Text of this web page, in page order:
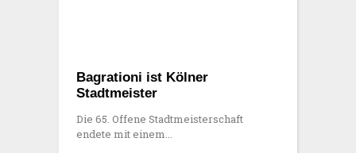
Bagrationi ist Kölner
Stadtmeister
Die 65. Offene Stadtmeisterschaft
endete mit einem